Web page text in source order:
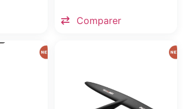
Comparer